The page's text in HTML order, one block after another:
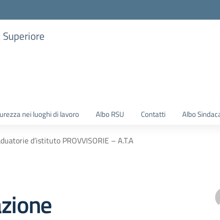
nei luoghi di lavoro Albo RSU Contatti Albo
d’istituto PROVVISORIE – A.T.A